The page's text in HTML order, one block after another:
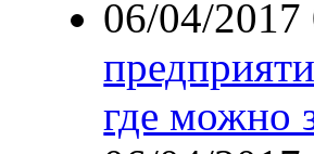
06/04/2017
где можно